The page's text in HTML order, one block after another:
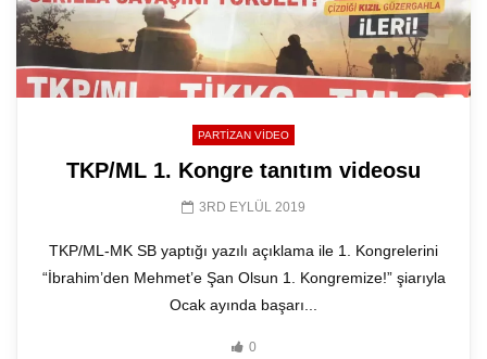
PARTIZAN VIDEO
TKP/ML 1. Kongre tanıtım videosu
3RD EYLÜL 2019
TKP/ML-MK SB yaptığı yazılı açıklama ile 1. Kongrelerini
“İbrahim’den Mehmet’e Şan Olsun 1. Kongremize!” şiarıyla
Ocak ayında başarı...
0